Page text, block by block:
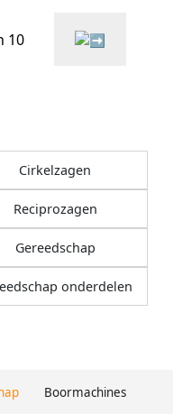
Boormachines
10
Cirkelzagen
Reciprozagen
Gereedschap
onderdelen